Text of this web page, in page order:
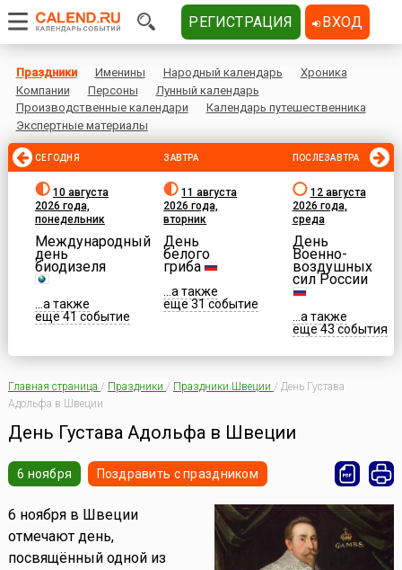
Праздники Именины Народный календарь
Хроника
Компании
Персоны
Лунный календарь
Производственные календари
Календарь путешественника
Экспертные материалы
СЕГОДНЯ
10 августа
2026 года,
понедельник
Международный
день
биодизеля
...а также
еще 41 событие
ЗАВТРА
11 августа
2026 года,
вторник
День
белого
гриба
...а также
еще 31 событие
ПОСЛЕЗАВТРА
12 августа
2026 года,
среда
День
Военно-
воздушных
сил России
...а также
еще 43 события
Главная страница / Праздники / Праздники Швеции / День Густава
Адольфа в Швеции
День Густава Адольфа в Швеции
6 ноября Поздравить с праздником
6 ноября в Швеции
отмечают день,
посвящённый одной из
РЕГИСТРАЦИЯ ВХОД